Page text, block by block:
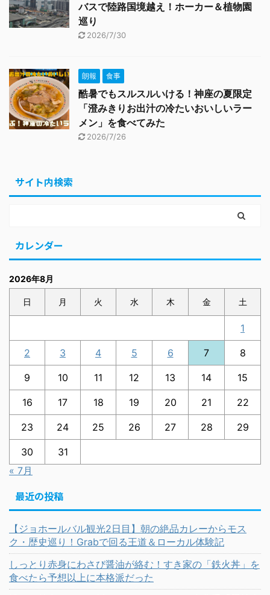
バスで陸路国境越え！ホーカー＆植物園
巡り
2026/7/30
朗報 食事
酷暑でもスルスルいける！神座の夏限定
「澄みきりお出汁の冷たいおいしいラー
メン」を食べてみた
2026/7/26
サイト内検索
カレンダー
2026年8月
日 月 火 水 木 金 土
1
2 3 4 5 6 7 8
9 10 11 12 13 14 15
16 17 18 19 20 21 22
23 24 25 26 27 28 29
30
31
« 7月
最近の投稿
【ジョホールバル観光2日目】朝の絶品カレーからモス
ク・歴史巡り！Grabで回る王道＆ローカル体験記
しっとり赤身にわさび醤油が絡む！すき家の「鉄火丼」を
食べたら予想以上に本格派だった